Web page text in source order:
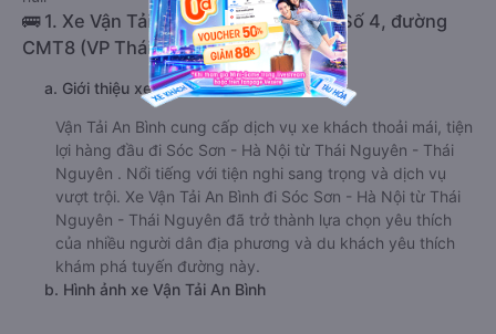
🚌 1. Xe Vận Tải An Bình khởi hành tại Số 4, đường
CMT8 (VP Thái Nguyên)
a. Giới thiệu xe Vận Tải An Bình
Vận Tải An Bình cung cấp dịch vụ xe khách thoải mái, tiện
lợi hàng đầu đi Sóc Sơn - Hà Nội từ Thái Nguyên - Thái
Nguyên . Nổi tiếng với tiện nghi sang trọng và dịch vụ
vượt trội. Xe Vận Tải An Bình đi Sóc Sơn - Hà Nội từ Thái
Nguyên - Thái Nguyên đã trở thành lựa chọn yêu thích
của nhiều người dân địa phương và du khách yêu thích
khám phá tuyến đường này.
b. Hình ảnh xe Vận Tải An Bình